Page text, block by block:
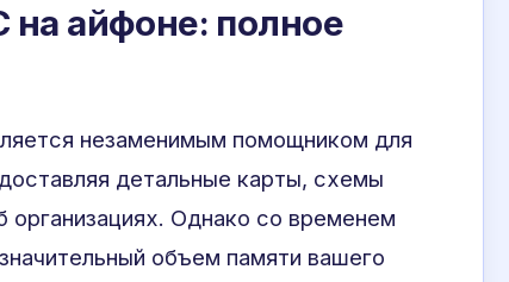
на айфоне: полное
незаменимым помощником для
детальные карты, схемы
Однако со временем
объем памяти вашего